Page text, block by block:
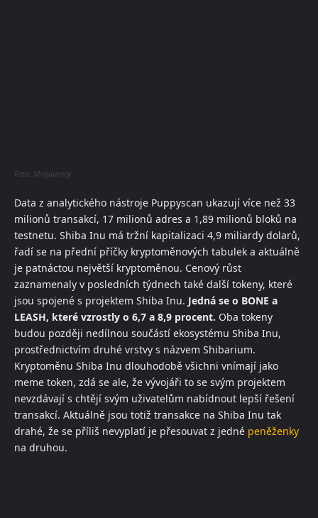
Foto: Midjourney
Data z analytického nástroje Puppyscan ukazují více než 33
milionů transakcí, 17 milionů adres a 1,89 milionů bloků na
testnetu. Shiba Inu má tržní kapitalizaci 4,9 miliardy dolarů,
řadí se na přední příčky kryptoměnových tabulek a aktuálně
je patnáctou největší kryptoměnou. Cenový růst
zaznamenaly v posledních týdnech také další tokeny, které
jsou spojené s projektem Shiba Inu. Jedná se o BONE a
LEASH, které vzrostly o 6,7 a 8,9 procent. Oba tokeny
budou později nedílnou součástí ekosystému Shiba Inu,
prostřednictvím druhé vrstvy s názvem Shibarium.
Kryptoměnu Shiba Inu dlouhodobě všichni vnímají jako
meme token, zdá se ale, že vývojáři to se svým projektem
nevzdávají s chtějí svým uživatelům nabídnout lepší řešení
transakcí. Aktuálně jsou totiž transakce na Shiba Inu tak
drahé, že se příliš nevyplatí je přesouvat z jedné peněženky
na druhou.